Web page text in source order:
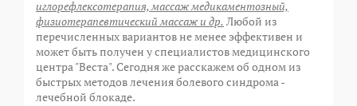
иглорефлексотерапия, массаж медикаментозный,
физиотерапевтический массаж и др. Любой из
перечисленных вариантов не менее эффективен и
может быть получен у специалистов медицинского
центра "Веста". Сегодня же расскажем об одном из
быстрых методов лечения болевого синдрома -
лечебной блокаде.